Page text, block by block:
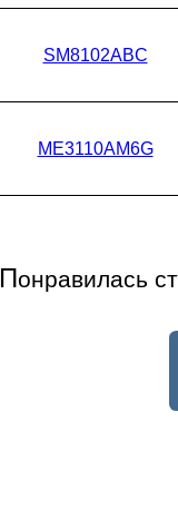
SM8102ABC
ME3110AM6G
Понравилась